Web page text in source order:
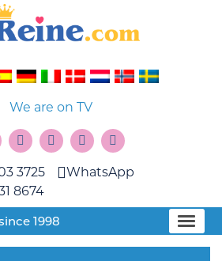
We are on TV
3725
8674
WhatsApp
1998